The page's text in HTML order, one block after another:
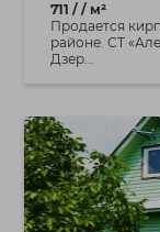
711 / / м²
Продается
районе. СТ
Дзер...